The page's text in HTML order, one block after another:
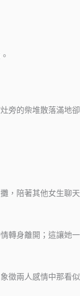
旁的柴堆散落滿地卻
，陪著其他女生聊天
轉身離開；這讓她一
徵兩人感情中那看似